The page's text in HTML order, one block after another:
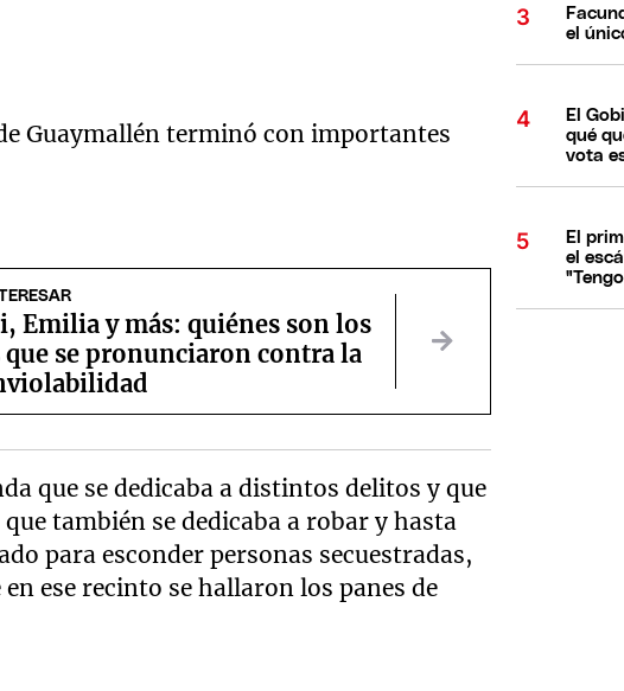
Guaymallén terminó con importantes
Emilia y más: quiénes son los
que se pronunciaron contra la
que se dedicaba a distintos delitos y que
también se dedicaba a robar y hasta
para esconder personas secuestradas,
ese recinto se hallaron los panes de
el
El
qué
vota
El
el